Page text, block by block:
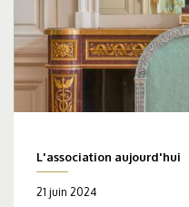
L'association aujourd'hui
21 juin 2024